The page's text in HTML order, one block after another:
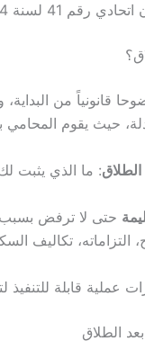
قانونياً من
حيث يقوم المحامي
: ما الذي يثبت
حتى لا ترفض
التزاماته، تكاليف
عملية قابلة
الطلاق